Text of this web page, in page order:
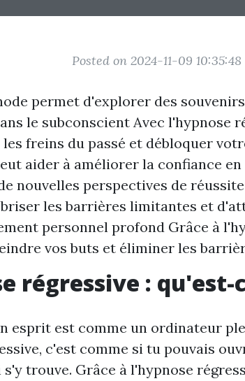
Posted on 2024-11-09 10:35:48
permet d'explorer des
le subconscient Avec l'hypnose
freins du passé et débloquer
aider à améliorer la confiance
nouvelles perspectives de
les barrières limitantes et
personnel profond Grâce à
vos buts et éliminer les
régressive : qu'est-
esprit est comme un ordinateur
c'est comme si tu pouvais
trouve. Grâce à l'hypnose